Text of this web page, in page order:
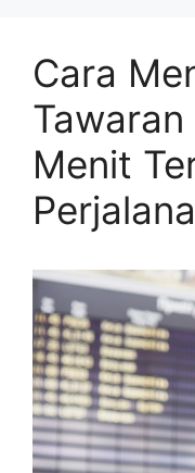
Cara
Menit